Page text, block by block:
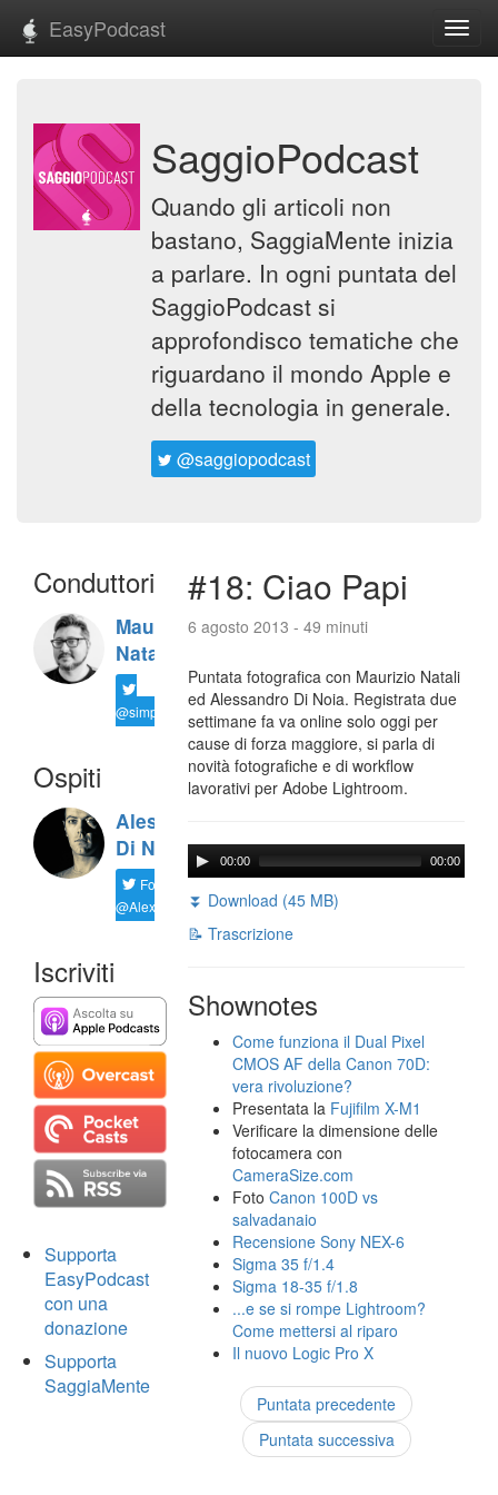
EasyPodcast
SaggioPodcast
Quando gli articoli non
bastano, SaggiaMente inizia
a parlare. In ogni puntata del
SaggioPodcast si
approfondisco tematiche che
riguardano il mondo Apple e
della tecnologia in generale.
@saggiopodcast
Conduttori
Maurizio
Natali
@simplemal
Ospiti
Alessandro
Di Noia
Follow
@AlexD75
Iscriviti
Supporta
EasyPodcast
con una
donazione
Supporta
SaggiaMente
#18: Ciao Papi
6 agosto 2013 - 49 minuti
Puntata fotografica con Maurizio Natali
ed Alessandro Di Noia. Registrata due
settimane fa va online solo oggi per
cause di forza maggiore, si parla di
novità fotografiche e di workflow
lavorativi per Adobe Lightroom.
00:00 00:00
⏬ Download (45 MB)
📝 Trascrizione
Shownotes
Come funziona il Dual Pixel
CMOS AF della Canon 70D:
vera rivoluzione?
Presentata la Fujifilm X-M1
Verificare la dimensione delle
fotocamera con
CameraSize.com
FotoCanon 100D vs
salvadanaio
Recensione Sony NEX-6
Sigma 35 f/1.4
Sigma 18-35 f/1.8
...e se si rompe Lightroom?
Come mettersi al riparo
Il nuovo Logic Pro X
Puntata precedente
Puntata successiva